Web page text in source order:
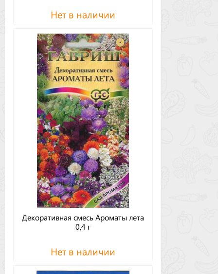
Нет в наличии
Декоративная смесь Ароматы лета
0,4 г
Нет в наличии